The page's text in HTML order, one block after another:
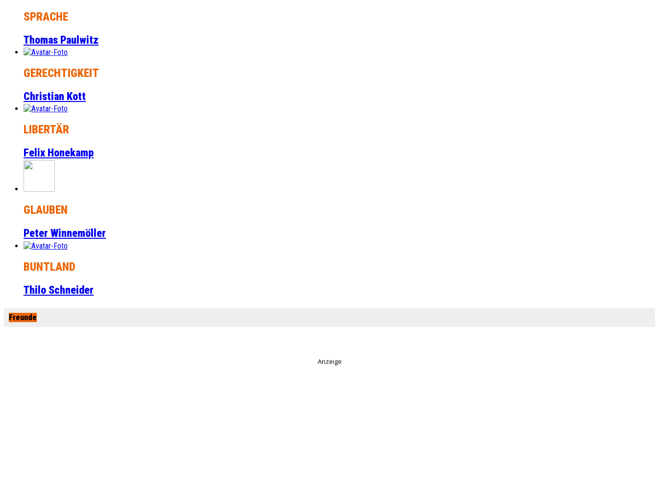
SPRACHE
Thomas Paulwitz
GERECHTIGKEIT
Christian Kott
LIBERTÄR
Felix Honekamp
GLAUBEN
Peter Winnemöller
BUNTLAND
Thilo Schneider
Freunde
Anzeige